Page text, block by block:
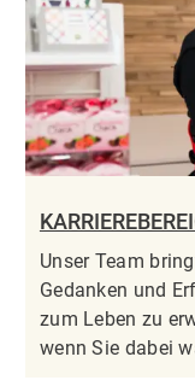
Unser Team
Gedanken und
zum Leben zu
wenn Sie dabei